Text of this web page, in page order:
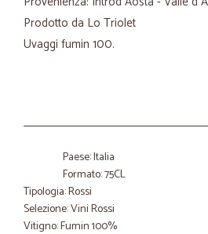
Prodotto da Lo Triolet
Uvaggi fumin 100.
Paese: Italia
Formato: 75CL
Tipologia: Rossi
Selezione: Vini Rossi
Vitigno: Fumin 100%